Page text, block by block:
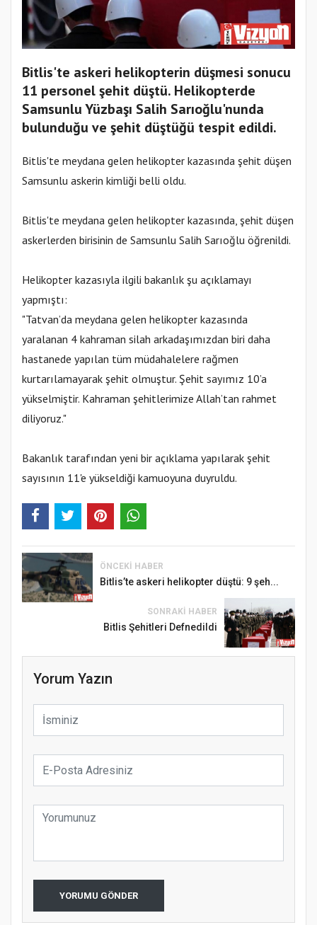
Bitlis'te askeri helikopterin düşmesi sonucu
11 personel şehit düştü. Helikopterde
Samsunlu Yüzbaşı Salih Sarıoğlu'nunda
bulunduğu ve şehit düştüğü tespit edildi.
Bitlis'te meydana gelen helikopter kazasında şehit düşen
Samsunlu askerin kimliği belli oldu.
Bitlis'te meydana gelen helikopter kazasında, şehit düşen
askerlerden birisinin de Samsunlu Salih Sarıoğlu öğrenildi.
Helikopter kazasıyla ilgili bakanlık şu açıklamayı
yapmıştı:
"Tatvan’da meydana gelen helikopter kazasında
yaralanan 4 kahraman silah arkadaşımızdan biri daha
hastanede yapılan tüm müdahalelere rağmen
kurtarılamayarak şehit olmuştur. Şehit sayımız 10’a
yükselmiştir. Kahraman şehitlerimize Allah’tan rahmet
diliyoruz."
Bakanlık tarafından yeni bir açıklama yapılarak şehit
sayısının 11'e yükseldiği kamuoyuna duyruldu.
ÖNCEKI HABER
Bitlis’te askeri helikopter düştü: 9 şeh...
SONRAKI HABER
Bitlis Şehitleri Defnedildi
Yorum Yazın
YORUMU GÖNDER